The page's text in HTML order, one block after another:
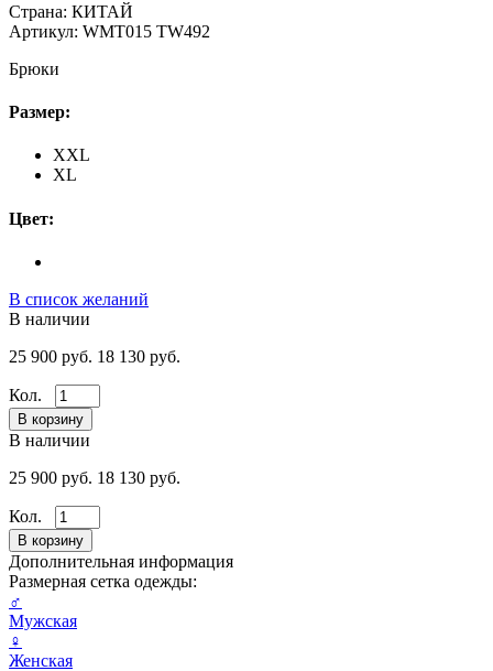
Страна: КИТАЙ
Артикул: WMT015 TW492
Брюки
Размер:
XXL
XL
Цвет:
В список желаний
В наличии
25 900 руб. 18 130 руб.
Кол.
В наличии
25 900 руб. 18 130 руб.
Кол.
Дополнительная информация
Размерная сетка одежды:
♂
Мужская
♀
Женская